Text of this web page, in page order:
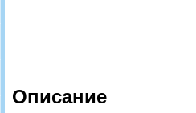
Описание